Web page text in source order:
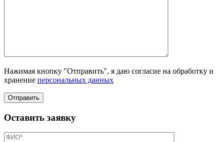
Нажимая кнопку "Отправить", я даю согласие на обработку и
хранение персональных данных
Отправить
Оставить заявку